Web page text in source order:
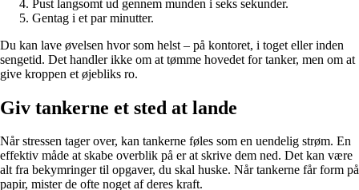
Pust langsomt ud gennem munden i seks sekunder.
Gentag i et par minutter.
Du kan lave øvelsen hvor som helst – på kontoret, i toget eller inden
sengetid. Det handler ikke om at tømme hovedet for tanker, men om at
give kroppen et øjebliks ro.
Giv tankerne et sted at lande
Når stressen tager over, kan tankerne føles som en uendelig strøm. En
effektiv måde at skabe overblik på er at skrive dem ned. Det kan være
alt fra bekymringer til opgaver, du skal huske. Når tankerne får form på
papir, mister de ofte noget af deres kraft.